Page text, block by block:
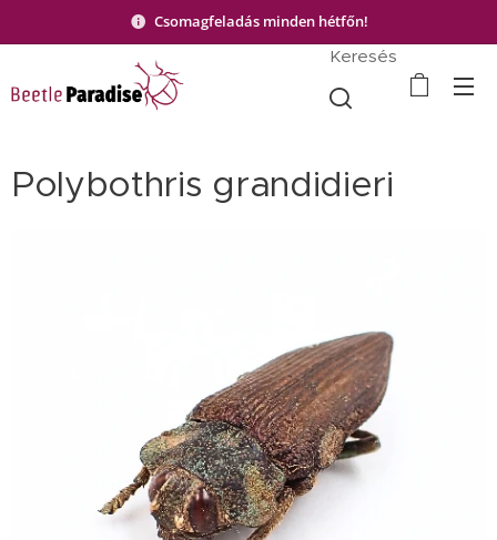
Csomagfeladás minden hétfőn!
Keresés
Polybothris grandidieri